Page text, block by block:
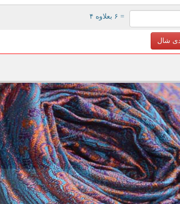
= ۶ بعلاوه ۴
شال